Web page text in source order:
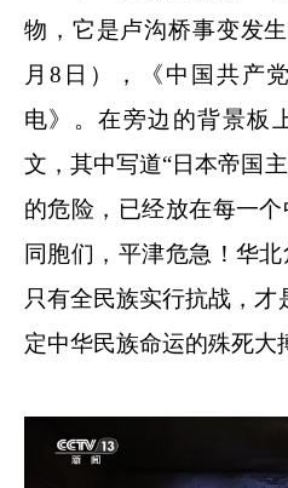
物，它是卢沟桥事变发
月8日），《中国共产
电》。在旁边的背景板
文，其中写道“日本帝国
的危险，已经放在每一
同胞们，平津危急！华
只有全民族实行抗战，才
定中华民族命运的殊死大